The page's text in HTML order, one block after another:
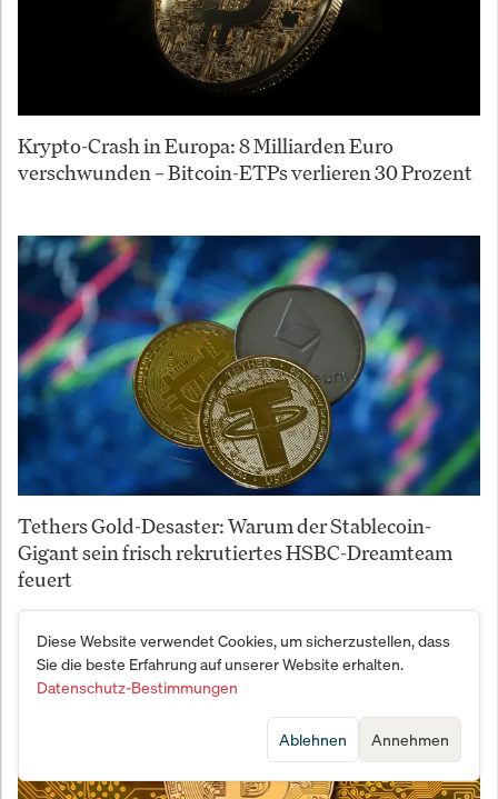
Krypto-Crash in Europa: 8 Milliarden Euro
verschwunden – Bitcoin-ETPs verlieren 30 Prozent
Tethers Gold-Desaster: Warum der Stablecoin-
Gigant sein frisch rekrutiertes HSBC-Dreamteam
feuert
Diese Website verwendet Cookies, um sicherzustellen, dass
Sie die beste Erfahrung auf unserer Website erhalten.
Datenschutz-Bestimmungen
Annehmen
Ablehnen